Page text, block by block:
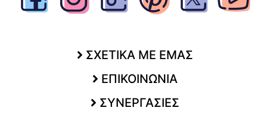
ΣΧΕΤΙΚΑ ΜΕ ΕΜΑΣ
ΕΠΙΚΟΙΝΩΝΙΑ
ΣΥΝΕΡΓΑΣΙΕΣ